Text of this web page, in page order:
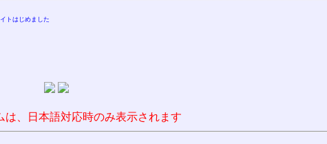
トはじめました
は、日本語対応時のみ表示されます